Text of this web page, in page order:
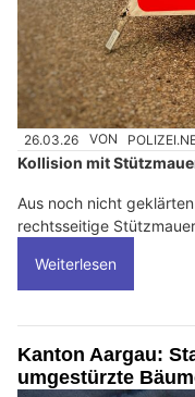
26.03.26 VON
Kollision mit
Aus noch nicht
rechtsseitige
Weiterlesen
Kanton Aargau:
umgestürzte